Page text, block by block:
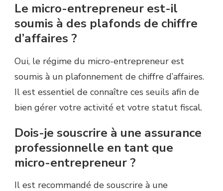
Le micro-entrepreneur est-il
soumis à des plafonds de chiffre
d’affaires ?
Oui, le régime du micro-entrepreneur est
soumis à un plafonnement de chiffre d’affaires.
Il est essentiel de connaître ces seuils afin de
bien gérer votre activité et votre statut fiscal.
Dois-je souscrire à une assurance
professionnelle en tant que
micro-entrepreneur ?
Il est recommandé de souscrire à une